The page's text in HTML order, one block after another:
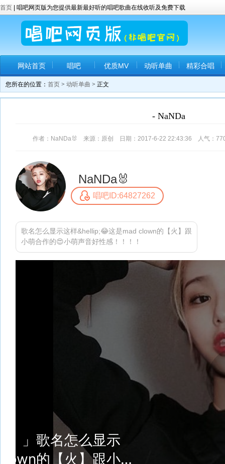
首页 | 唱吧网页版为您提供最新最好听的唱吧歌曲在线收听及免费下载
网站首页 唱吧 优质MV 动听单曲 精彩合唱
您所在的位置： 首页 > 动听单曲 > 正文
- NaNDa
作者：NaNDa🐰 来源：原创 日期：2017-6-22 22:43:36 人气：
NaNDa🐰
唱吧ID:64827262
歌名怎么显示这样&hellip;😂这是mad clown的【火】跟
小萌合作的😍小萌声音好性感！！！！